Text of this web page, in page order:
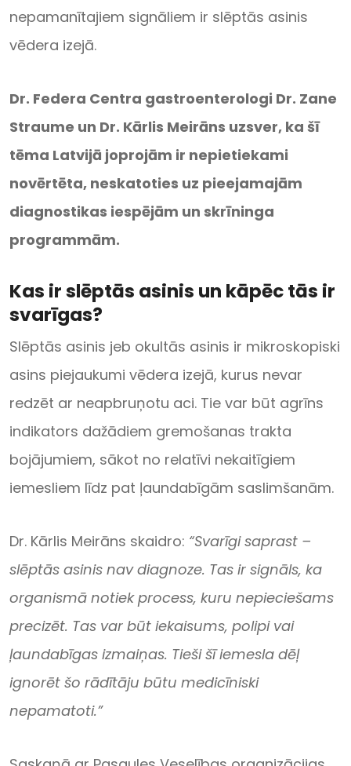
nepamanītajiem signāliem ir slēptās asinis
vēdera izejā.
Dr. Federa Centra gastroenterologi Dr. Zane
Straume un Dr. Kārlis Meirāns uzsver, ka šī
tēma Latvijā joprojām ir nepietiekami
novērtēta, neskatoties uz pieejamajām
diagnostikas iespējām un skrīninga
programmām.
Kas ir slēptās asinis un kāpēc tās ir
svarīgas?
Slēptās asinis jeb okultās asinis ir mikroskopiski
asins piejaukumi vēdera izejā, kurus nevar
redzēt ar neapbruņotu aci. Tie var būt agrīns
indikators dažādiem gremošanas trakta
bojājumiem, sākot no relatīvi nekaitīgiem
iemesliem līdz pat ļaundabīgām saslimšanām.
Dr. Kārlis Meirāns skaidro: “Svarīgi saprast –
slēptās asinis nav diagnoze. Tas ir signāls, ka
organismā notiek process, kuru nepieciešams
precizēt. Tas var būt iekaisums, polipi vai
ļaundabīgas izmaiņas. Tieši šī iemesla dēļ
ignorēt šo rādītāju būtu medicīniski
nepamatoti.”